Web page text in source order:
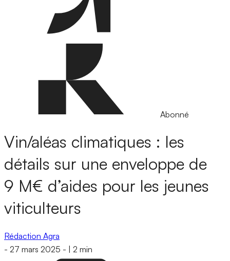
Abonné
Vin/aléas climatiques : les
détails sur une enveloppe de
9 M€ d’aides pour les jeunes
viticulteurs
Rédaction Agra
- 27 mars 2025 - 2 min